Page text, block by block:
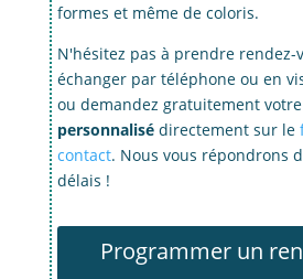
formes et même de coloris.
N'hésitez pas à prendre rendez-
échanger par téléphone ou en
ou demandez gratuitement votre
personnalisédirectement sur le
contact. Nous vous répondrons
délais !
Programmer un